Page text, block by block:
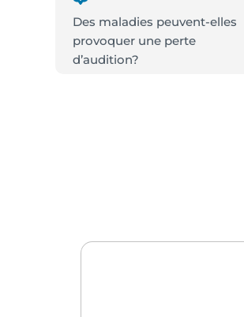
Des maladies peuvent-elles
provoquer une perte
d’audition?